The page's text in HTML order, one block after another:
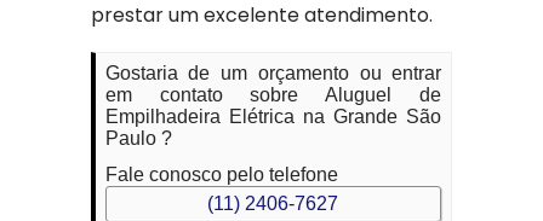
prestar um excelente atendimento.
Gostaria de um orçamento ou entrar
em contato sobre Aluguel de
Empilhadeira Elétrica na Grande São
Paulo ?
Fale conosco pelo telefone
(11) 2406-7627